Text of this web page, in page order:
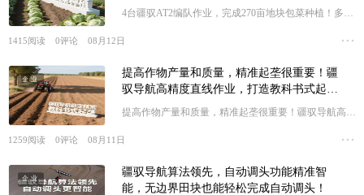
种植，现代蔬菜种植的智能解决方案！
4台疆驭AT2编队作业，完成270亩地块包菜种植！多机
智能解决方案！
1415阅读 0评论 08月12日
企业
提高作物产量和质量，精准起垄很重要！疆
驭导航高精度直线作业，打造教科书式起
垄！
提高作物产量和质量，精准起垄很重要！疆驭导航高精
1259阅读 0评论 08月11日
企业
疆驭导航算法领先，自动调头功能精准智
能，无边界田块也能轻松完成自动调头！